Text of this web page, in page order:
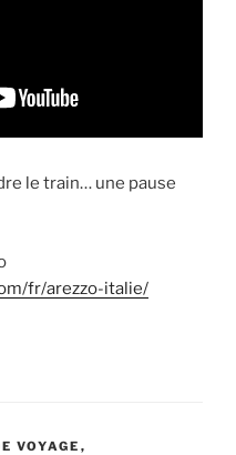
le train… une pause
fr/arezzo-italie/
VOYAGE ,